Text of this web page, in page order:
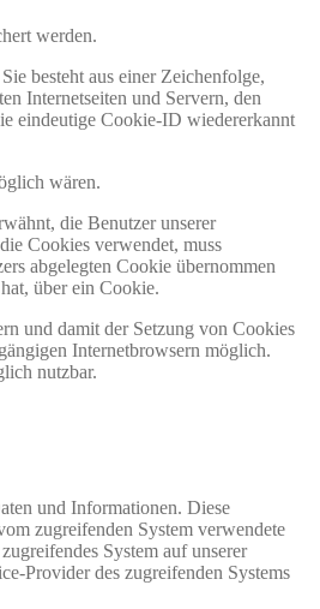
werden.
besteht aus einer Zeichenfolge,
Internetseiten und Servern, den
eindeutige Cookie-ID wiedererkannt
wären.
die Benutzer unserer
Cookies verwendet, muss
abgelegten Cookie übernommen
über ein Cookie.
und damit der Setzung von Cookies
Internetbrowsern möglich.
nutzbar.
und Informationen. Diese
zugreifenden System verwendete
System auf unserer
Provider des zugreifenden Systems